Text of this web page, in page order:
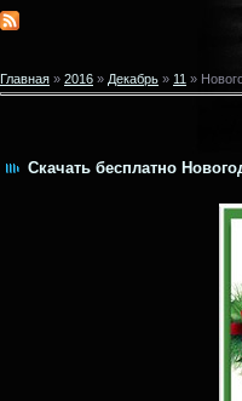
Главная » 2016 » Декабрь » 11 »
Скачать бесплатно